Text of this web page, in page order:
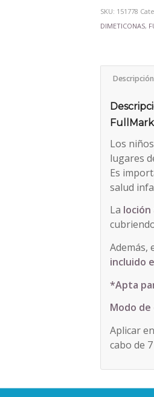
SKU: 151778
DIMETICONAS,
Descripción
Los
lugares
Es
salud
La
Además,
incluido
*Apta
Modo de
Aplicar
cabo de